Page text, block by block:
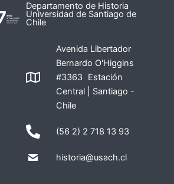
Departamento de Historia
Universidad de Santiago de
Chile
Avenida Libertador
Bernardo O'Higgins
#3363 Estación
Central | Santiago -
Chile
(56 2) 2 718 13 93
historia@usach.cl